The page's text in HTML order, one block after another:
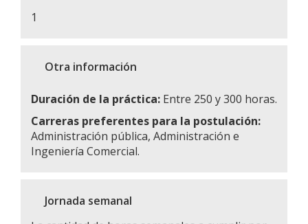
1
Otra información
Duración de la práctica: Entre 250 y 300 horas.
Carreras preferentes para la postulación:
Administración pública, Administración e
Ingeniería Comercial.
Jornada semanal